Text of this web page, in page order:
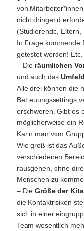
von
nicht dringend
(Studierende,
In Frage kommende
getestet werden! Etc.
– Die räumlichen
und auch das Umfeld
Alle drei können die
Betreuungssettings
erschweren. Gibt es
möglicherweise ein
Kann man vom
Wie groß ist das
verschiedenen
rausgehen, ohne
Menschen zu
– Die Größe der
die Kontaktrisiken
sich in einer
Team wesentlich